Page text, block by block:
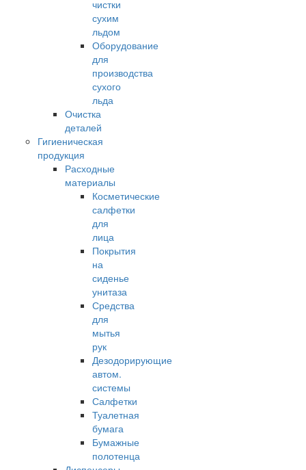
чистки
сухим
льдом
Оборудование
для
производства
сухого
льда
Очистка
деталей
Гигиеническая
продукция
Расходные
материалы
Косметические
салфетки
для
лица
Покрытия
на
сиденье
унитаза
Средства
для
мытья
рук
Дезодорирующие
автом.
системы
Салфетки
Туалетная
бумага
Бумажные
полотенца